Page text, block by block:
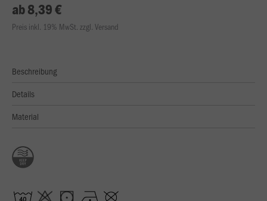
ab 8,39 €
Preis inkl. 19% MwSt. zzgl. Versand
Beschreibung
Details
Material